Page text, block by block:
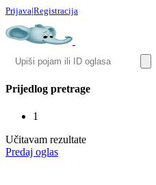
Prijava|Registracija
Prijedlog pretrage
1
Učitavam rezultate
Predaj oglas